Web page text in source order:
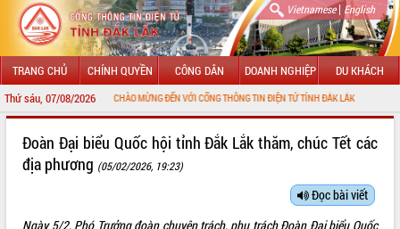
Vietnamese| English
TRANG CHỦ CHÍNH QUYỀN CÔNG DÂN DOANH NGHIỆP DU KHÁCH
Thứ sáu, 07/08/2026CHÀO MỪNG ĐẾN VỚI CỔNG THÔNG TIN ĐIỆN TỬ TỈNH ĐẮK LẮK
LÃNH ĐẠO UBND TỈNH
Đoàn Đại biểu Quốc hội tỉnh Đắk Lắk thăm, chúc Tết các
địa phương (05/02/2026, 19:23)
Đọc bài viết
Ngày 5/2, Phó Trưởng đoàn chuyên trách, phụ trách Đoàn Đại biểu Quốc